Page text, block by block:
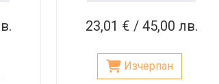
23,01 € / 45,00 лв.
Изчерпан